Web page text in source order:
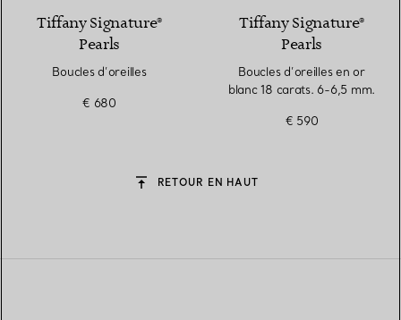
Tiffany Signature®
Pearls
Boucles d’oreilles
€ 680
Tiffany Signature®
Pearls
Boucles d’oreilles en or
blanc 18 carats. 6-6,5 mm.
€ 590
RETOUR EN HAUT